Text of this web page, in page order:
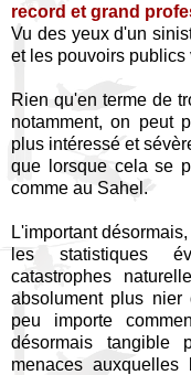
record et grand
Vu des yeux d'un
et les pouvoirs publics
Rien qu'en terme de
notamment, on peut
plus intéressé et
que lorsque cela se
comme au Sahel.
L'important
les statistiques
catastrophes
absolument plus nier
peu importe
désormais tangible
menaces